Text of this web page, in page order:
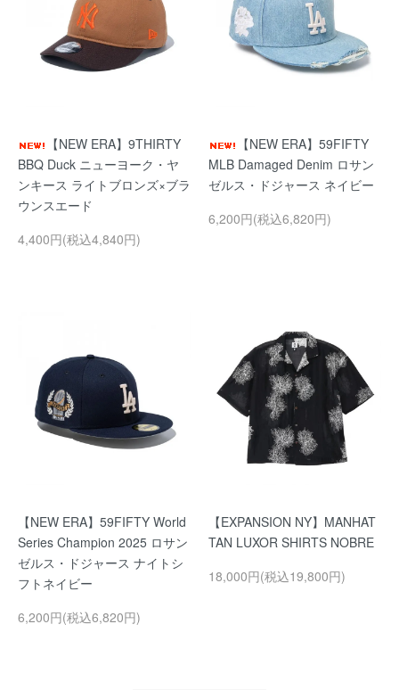
【NEW ERA】9THIRTY
BBQ Duck ニューヨーク・ヤ
ンキース ライトブロンズ×ブラ
ウンスエード
4,400円(税込4,840円)
【NEW ERA】59FIFTY
MLB Damaged Denim ロサン
ゼルス・ドジャース ネイビー
6,200円(税込6,820円)
【NEW ERA】59FIFTY World
Series Champion 2025 ロサン
ゼルス・ドジャース ナイトシ
フトネイビー
6,200円(税込6,820円)
【EXPANSION NY】MANHAT
TAN LUXOR SHIRTS NOBRE
18,000円(税込19,800円)